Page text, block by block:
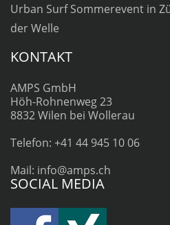
Urban Surf Sommerevent in
der Welle
KONTAKT
AMPS GmbH
Höh-Rohnenweg 23
8832 Wilen bei Wollerau
Telefon: +41 44 945 10 06
Mail: info@amps.ch
SOCIAL MEDIA